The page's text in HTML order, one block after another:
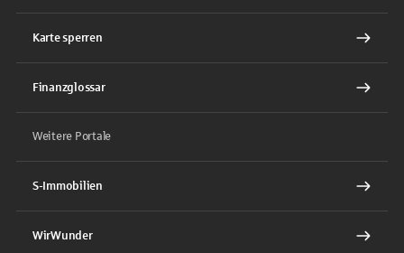
Karte sperren
Finanzglossar
Weitere Portale
S-Immobilien
WirWunder